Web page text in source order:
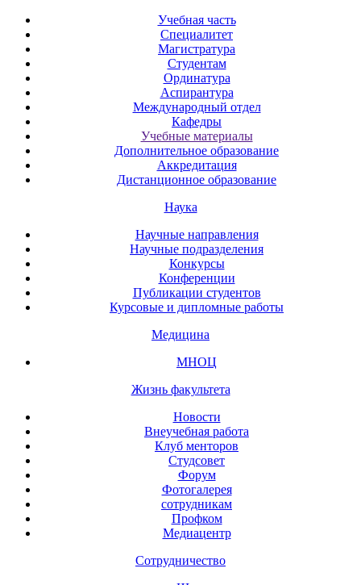
Учебная часть
Специалитет
Магистратура
Студентам
Ординатура
Аспирантура
Международный отдел
Кафедры
Учебные материалы
Дополнительное образование
Аккредитация
Дистанционное образование
Наука
Научные направления
Научные подразделения
Конкурсы
Конференции
Публикации студентов
Курсовые и дипломные работы
Медицина
МНОЦ
Жизнь факультета
Новости
Внеучебная работа
Клуб менторов
Студсовет
Форум
Фотогалерея
сотрудникам
Профком
Медиацентр
Сотрудничество